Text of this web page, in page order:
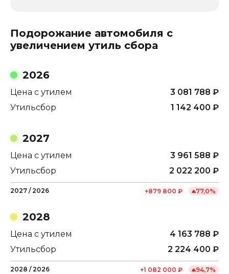
Подорожание автомобиля с
увеличением утиль сбора
2026
Цена с утилем 3 081 788 ₽
Утильсбор
1 142 400 ₽
2027
Цена с утилем 3 961 588 ₽
Утильсбор
2 022 200 ₽
2027 / 2026 +879 800 ₽ 77,0%
2028
Цена с утилем 4 163 788 ₽
Утильсбор
2 224 400 ₽
2028 / 2026 +1 082 000 ₽ 94,7%